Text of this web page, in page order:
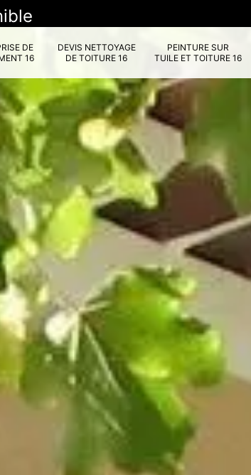
DE
16
DEVIS NETTOYAGE
DE TOITURE 16
PEINTURE SUR
TUILE ET TOITURE 16